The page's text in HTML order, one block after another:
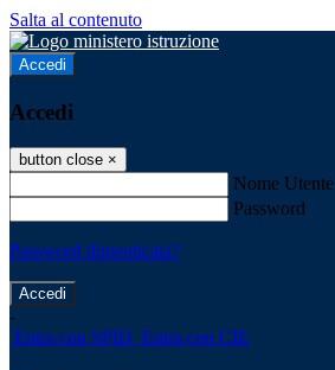
Salta al contenuto
Accedi
Accedi
button close ×
Nome Utente
Password
Password dimenticata?
-
Entra con SPID Entra con CIE